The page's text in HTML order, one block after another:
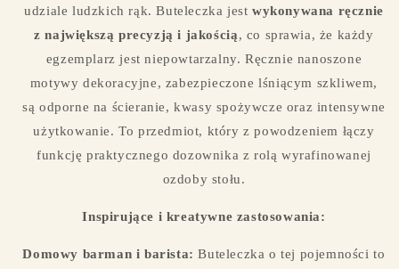
udziale ludzkich rąk. Buteleczka jest wykonywana ręcznie
z największą precyzją i jakością, co sprawia, że każdy
egzemplarz jest niepowtarzalny. Ręcznie nanoszone
motywy dekoracyjne, zabezpieczone lśniącym szkliwem,
są odporne na ścieranie, kwasy spożywcze oraz intensywne
użytkowanie. To przedmiot, który z powodzeniem łączy
funkcję praktycznego dozownika z rolą wyrafinowanej
ozdoby stołu.
Inspirujące i kreatywne zastosowania:
Domowy barman i barista: Buteleczka o tej pojemności to